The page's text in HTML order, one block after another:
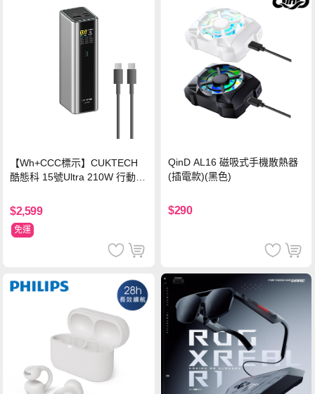
【Wh+CCC標示】CUKTECH
酷態科 15號Ultra 210W 行動電
$2,599
免運
QinD AL16 磁吸式手機散熱器
(插電款)(黑色)
$290